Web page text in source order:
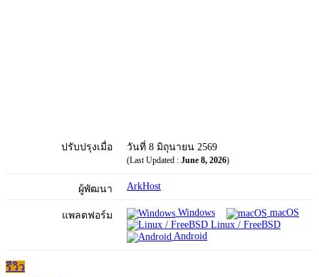
ปรับปรุงเมื่อ วันที่ 8 มิถุนายน 2569
(Last Updated : June 8, 2026)
ผู้พัฒนา ArkHost
แพลตฟอร์ม Windows
macOS
Linux / FreeBSD
Android
รีวิว